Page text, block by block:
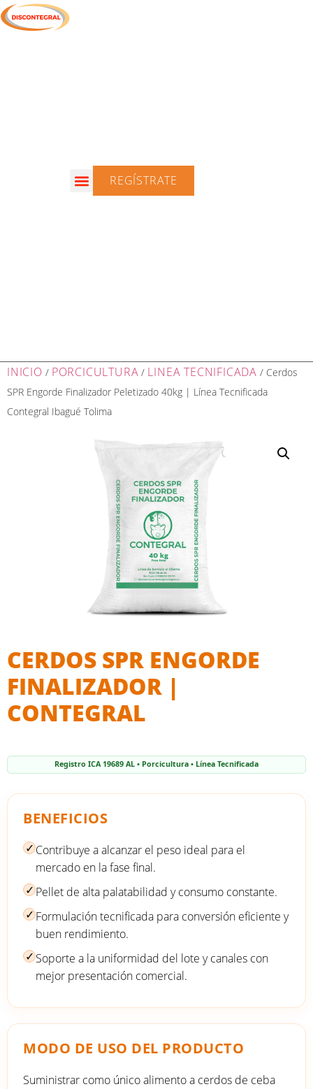
REGÍSTRATE
INICIO / PORCICULTURA / LINEA TECNIFICADA / Cerdos
SPR Engorde Finalizador Peletizado 40kg | Línea Tecnificada
Contegral Ibagué Tolima
CERDOS SPR ENGORDE
FINALIZADOR |
CONTEGRAL
Registro ICA 19689 AL • Porcicultura • Línea Tecnificada
BENEFICIOS
✓Contribuye a alcanzar el peso ideal para el
mercado en la fase final.
✓Pellet de alta palatabilidad y consumo constante.
✓Formulación tecnificada para conversión eficiente y
buen rendimiento.
✓Soporte a la uniformidad del lote y canales con
mejor presentación comercial.
MODO DE USO DEL PRODUCTO
Suministrar como único alimento a cerdos de ceba